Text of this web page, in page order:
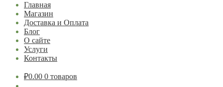
Главная
Магазин
Доставка и Оплата
Блог
О сайте
Услуги
Контакты
₽0.00 0 товаров